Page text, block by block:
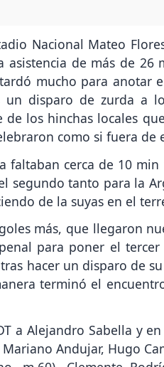
Nacional Mateo
asistencia de más de 26
mucho para anotar
un disparo de zurda a
los hinchas locales
como si fuera de
faltaban cerca de 10
segundo tanto para la
de la suyas en el
más, que llegaron
para poner el
hacer un disparo de
terminó el
a Alejandro Sabella y
Andujar, Hugo